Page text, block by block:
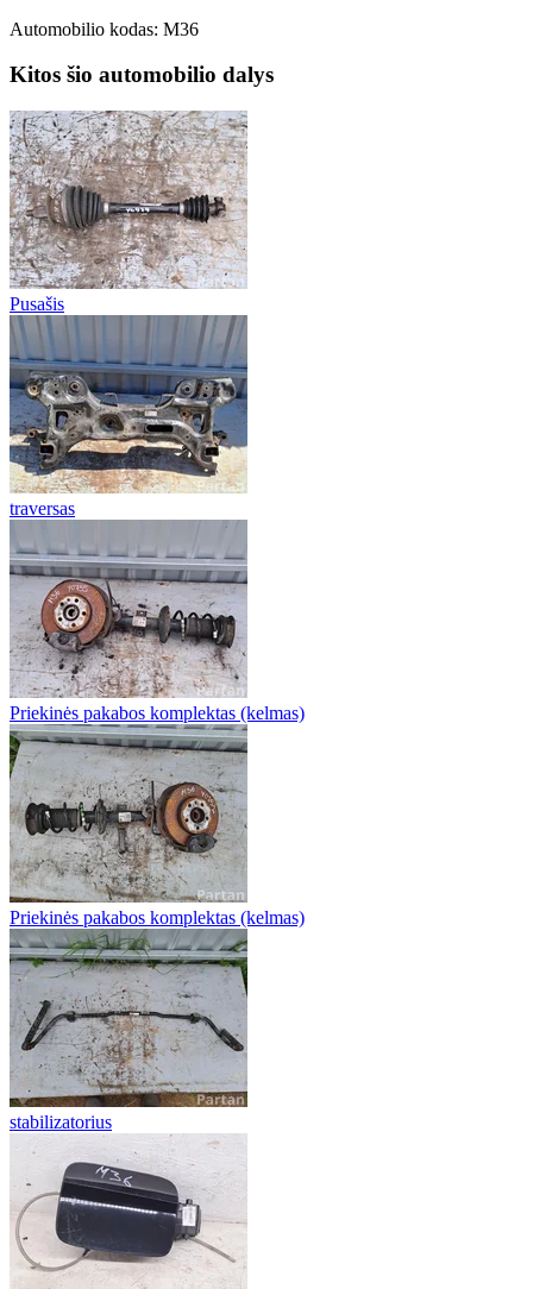
Automobilio kodas: M36
Kitos šio automobilio dalys
Pusašis
traversas
Priekinės pakabos komplektas (kelmas)
Priekinės pakabos komplektas (kelmas)
stabilizatorius